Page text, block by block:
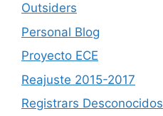
Outsiders
Personal Blog
Proyecto ECE
Reajuste 2015-2017
Registrars Desconocidos